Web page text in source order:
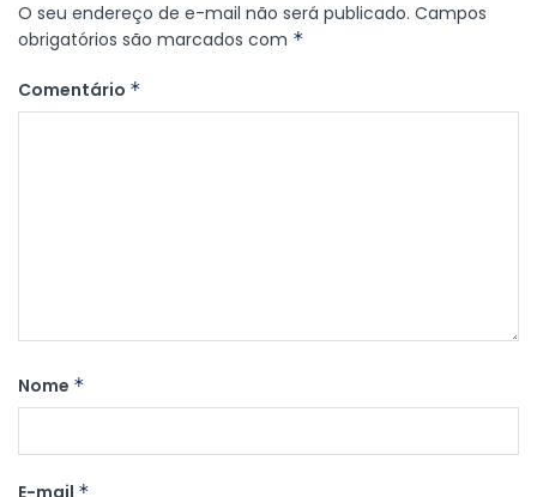
O seu endereço de e-mail não será publicado. Campos
obrigatórios são marcados com *
Comentário *
Nome *
*